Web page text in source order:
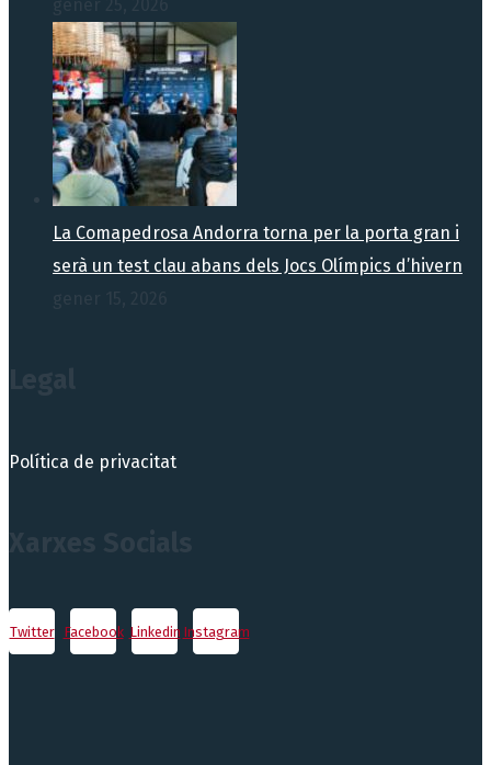
La Comapedrosa Andorra torna per la porta gran i
serà un test clau abans dels Jocs Olímpics d’hivern
Política de privacitat
Twitter Facebook Linkedin Instagram